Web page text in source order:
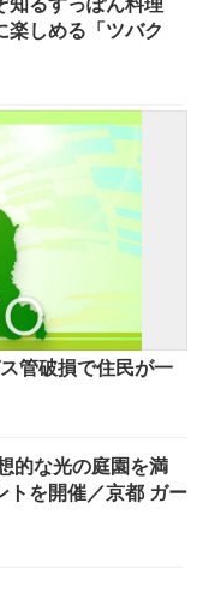
楽しめる「ツバク
管破損で住民が一
的な光の庭園を満
トを開催／京都 ガー